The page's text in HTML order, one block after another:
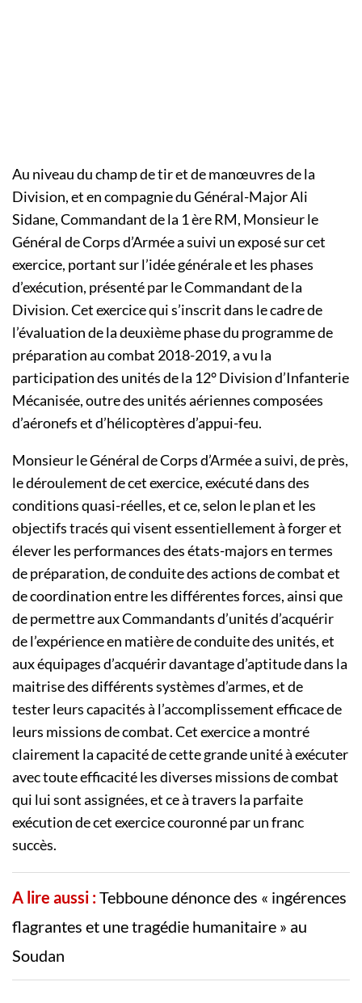
Au niveau du champ de tir et de manœuvres de la
Division, et en compagnie du Général-Major Ali
Sidane, Commandant de la 1 ère RM, Monsieur le
Général de Corps d’Armée a suivi un exposé sur cet
exercice, portant sur l’idée générale et les phases
d’exécution, présenté par le Commandant de la
Division. Cet exercice qui s’inscrit dans le cadre de
l’évaluation de la deuxième phase du programme de
préparation au combat 2018-2019, a vu la
participation des unités de la 12° Division d’Infanterie
Mécanisée, outre des unités aériennes composées
d’aéronefs et d’hélicoptères d’appui-feu.
Monsieur le Général de Corps d’Armée a suivi, de près,
le déroulement de cet exercice, exécuté dans des
conditions quasi-réelles, et ce, selon le plan et les
objectifs tracés qui visent essentiellement à forger et
élever les performances des états-majors en termes
de préparation, de conduite des actions de combat et
de coordination entre les différentes forces, ainsi que
de permettre aux Commandants d’unités d’acquérir
de l’expérience en matière de conduite des unités, et
aux équipages d’acquérir davantage d’aptitude dans la
maitrise des différents systèmes d’armes, et de
tester leurs capacités à l’accomplissement efficace de
leurs missions de combat. Cet exercice a montré
clairement la capacité de cette grande unité à exécuter
avec toute efficacité les diverses missions de combat
qui lui sont assignées, et ce à travers la parfaite
exécution de cet exercice couronné par un franc
succès.
A lire aussi :Tebboune dénonce des « ingérences
flagrantes et une tragédie humanitaire » au
Soudan